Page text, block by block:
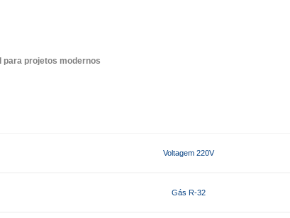
para projetos modernos
Voltagem 220V
Gás R-32